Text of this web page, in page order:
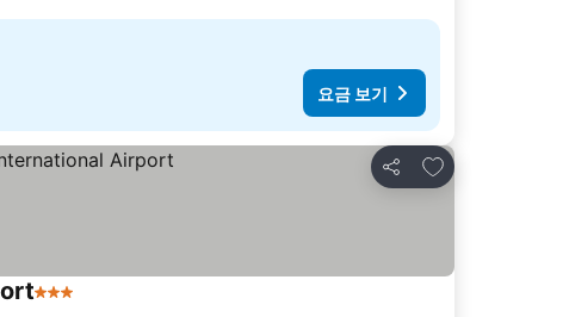
요금 보기
공유
즐겨찾기에 추가
3 성급